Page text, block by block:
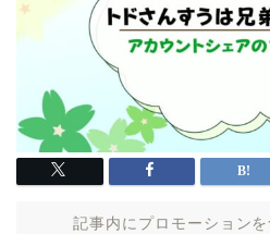
記事内にプロモーション